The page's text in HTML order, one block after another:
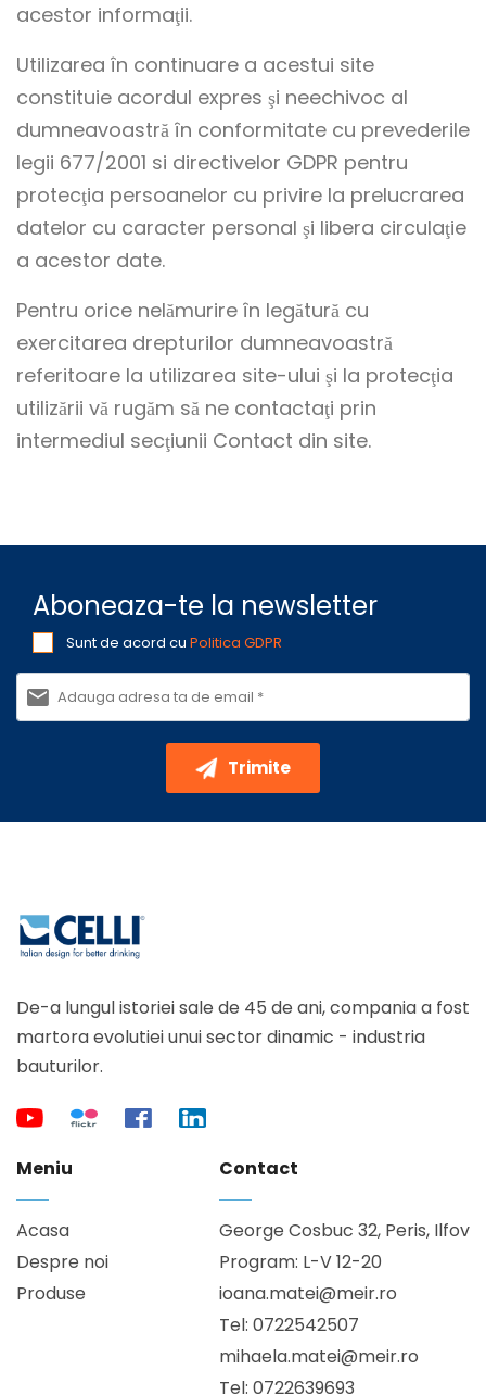
acestor informaţii.
Utilizarea în continuare a acestui site
constituie acordul expres şi neechivoc al
dumneavoastră în conformitate cu prevederile
legii 677/2001 si directivelor GDPR pentru
protecţia persoanelor cu privire la prelucrarea
datelor cu caracter personal şi libera circulaţie
a acestor date.
Pentru orice nelămurire în legătură cu
exercitarea drepturilor dumneavoastră
referitoare la utilizarea site-ului şi la protecţia
utilizării vă rugăm să ne contactaţi prin
intermediul secţiunii Contact din site.
Aboneaza-te la newsletter
Sunt de acord cu Politica GDPR
Trimite
De-a lungul istoriei sale de 45 de ani, compania a fost
martora evolutiei unui sector dinamic - industria
bauturilor.
Meniu
Acasa
Despre noi
Produse
Contact
George Cosbuc 32, Peris, Ilfov
Program: L-V 12-20
ioana.matei@meir.ro
Tel: 0722542507
mihaela.matei@meir.ro
Tel: 0722639693